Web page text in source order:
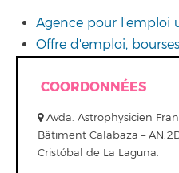
Agence pour l'emploi
Offre d'emploi,
COORDONNÉES
Avda. Astrophysicien
Bâtiment Calabaza –
Cristóbal de La Laguna.